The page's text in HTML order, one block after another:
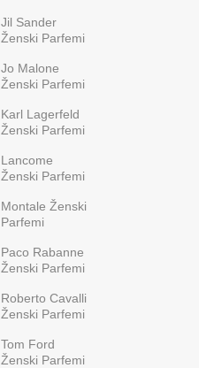
Jil Sander
Ženski Parfemi
Jo Malone
Ženski Parfemi
Karl Lagerfeld
Ženski Parfemi
Lancome
Ženski Parfemi
Montale Ženski
Parfemi
Paco Rabanne
Ženski Parfemi
Roberto Cavalli
Ženski Parfemi
Tom Ford
Ženski Parfemi